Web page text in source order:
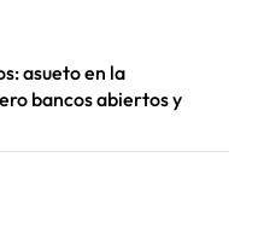
asueto en la
bancos abiertos y